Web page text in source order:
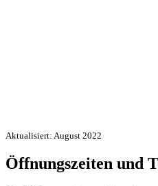
Aktualisiert: August 2022
Öffnungszeiten und